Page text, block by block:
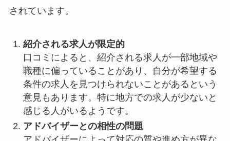
されています。
紹介される求人が限定的
口コミによると、紹介される求人が一部地域や
職種に偏っていることがあり、自分が希望する
条件の求人を見つけられないことがあるという
意見もあります。特に地方での求人が少ないと
感じる人がいるようです。
アドバイザーとの相性の問題